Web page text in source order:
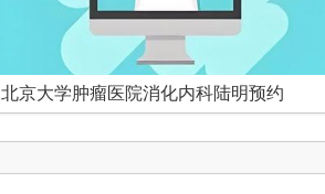
北京大学肿瘤医院消化内科陆明预约